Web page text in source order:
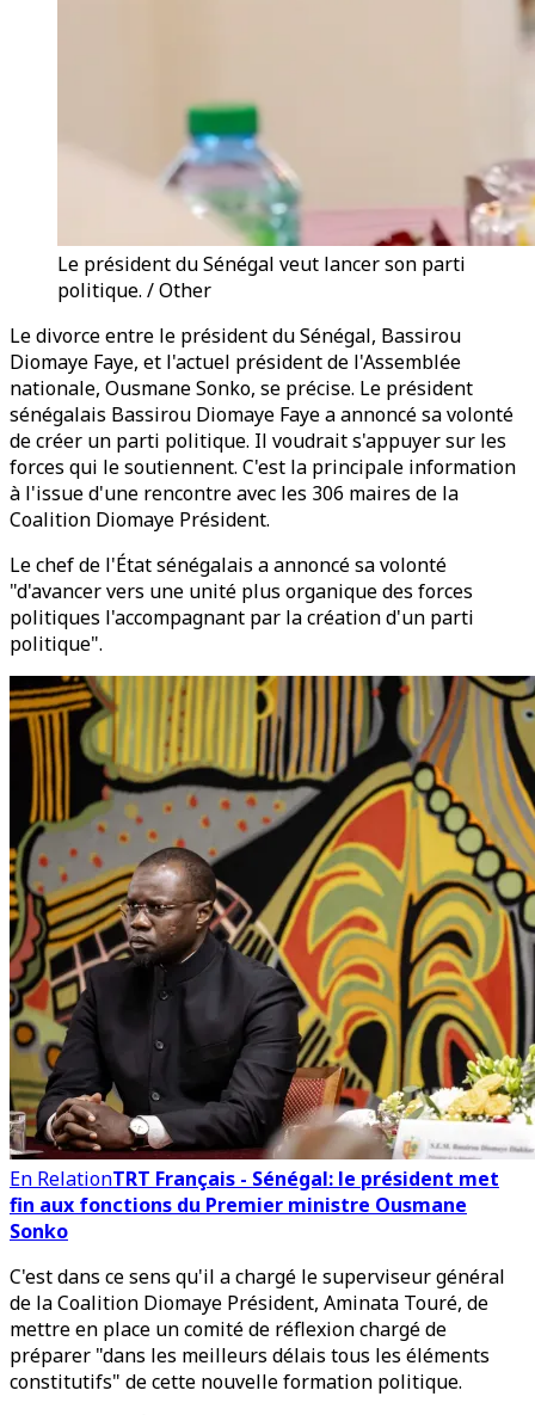
Le président du Sénégal veut lancer son parti
politique. / Other
Le divorce entre le président du Sénégal, Bassirou
Diomaye Faye, et l'actuel président de l'Assemblée
nationale, Ousmane Sonko, se précise. Le président
sénégalais Bassirou Diomaye Faye a annoncé sa volonté
de créer un parti politique. Il voudrait s'appuyer sur les
forces qui le soutiennent. C'est la principale information
à l'issue d'une rencontre avec les 306 maires de la
Coalition Diomaye Président.
Le chef de l'État sénégalais a annoncé sa volonté
"d'avancer vers une unité plus organique des forces
politiques l'accompagnant par la création d'un parti
politique".
En RelationTRT Français - Sénégal: le président met
fin aux fonctions du Premier ministre Ousmane
Sonko
C'est dans ce sens qu'il a chargé le superviseur général
de la Coalition Diomaye Président, Aminata Touré, de
mettre en place un comité de réflexion chargé de
préparer "dans les meilleurs délais tous les éléments
constitutifs" de cette nouvelle formation politique.